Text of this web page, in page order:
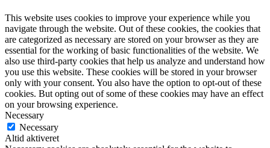
This website uses cookies to improve your experience while you
navigate through the website. Out of these cookies, the cookies that
are categorized as necessary are stored on your browser as they are
essential for the working of basic functionalities of the website. We
also use third-party cookies that help us analyze and understand how
you use this website. These cookies will be stored in your browser
only with your consent. You also have the option to opt-out of these
cookies. But opting out of some of these cookies may have an effect
on your browsing experience.
Necessary
Necessary
Altid aktiveret